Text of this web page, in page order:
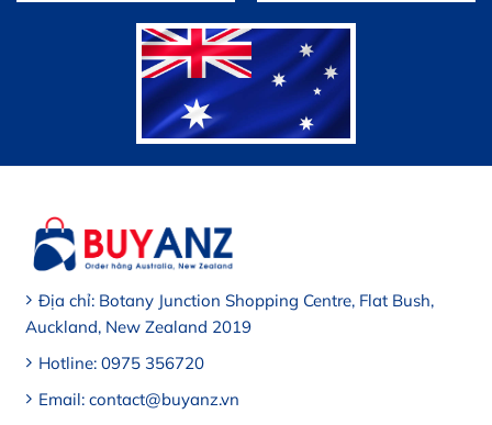
Địa chỉ: Botany Junction Shopping Centre, Flat Bush,
Auckland, New Zealand 2019
Hotline: 0975 356720
Email: contact@buyanz.vn